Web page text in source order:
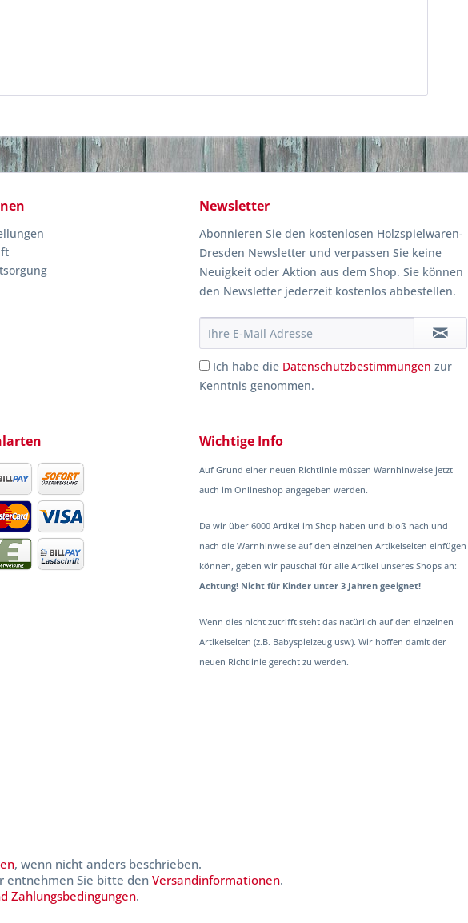
Newsletter
Abonnieren Sie den kostenlosen Holzspielwaren-
Dresden Newsletter und verpassen Sie keine
Neuigkeit oder Aktion aus dem Shop. Sie können
den Newsletter jederzeit kostenlos abbestellen.
Ich habe die Datenschutzbestimmungen zur
Kenntnis genommen.
Wichtige Info
Auf Grund einer neuen Richtlinie müssen Warnhinweise jetzt
auch im Onlineshop angegeben werden.
Da wir über 6000 Artikel im Shop haben und bloß nach und
nach die Warnhinweise auf den einzelnen Artikelseiten einfügen
können, geben wir pauschal für alle Artikel unseres Shops an:
Achtung! Nicht für Kinder unter 3 Jahren geeignet!
Wenn dies nicht zutrifft steht das natürlich auf den einzelnen
Artikelseiten (z.B. Babyspielzeug usw). Wir hoffen damit der
neuen Richtlinie gerecht zu werden.
, wenn nicht anders beschrieben.
entnehmen Sie bitte den Versandinformationen.
Zahlungsbedingungen.